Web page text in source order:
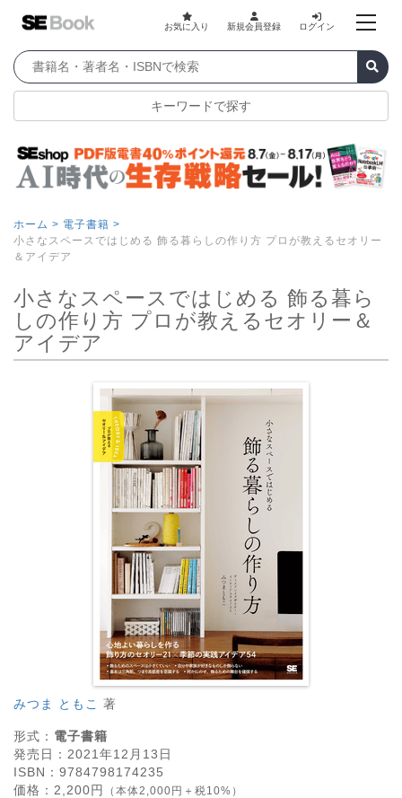
お気に入り 新規会員登録 ログイン
キーワードで探す
ホーム > 電子書籍 >
小さなスペースではじめる 飾る暮らしの作り方 プロが教えるセオリー
＆アイデア
小さなスペースではじめる 飾る暮ら
しの作り方 プロが教えるセオリー＆
アイデア
みつま ともこ 著
形式： 電子書籍
発売日： 2021年12月13日
ISBN： 9784798174235
価格： 2,200円 （本体2,000円＋税10%）